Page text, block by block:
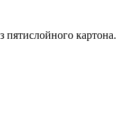
пятислойного картона.